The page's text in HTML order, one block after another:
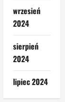
wrzesień
2024
sierpień
2024
lipiec 2024